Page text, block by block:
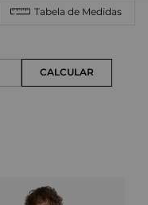
Tabela de Medidas